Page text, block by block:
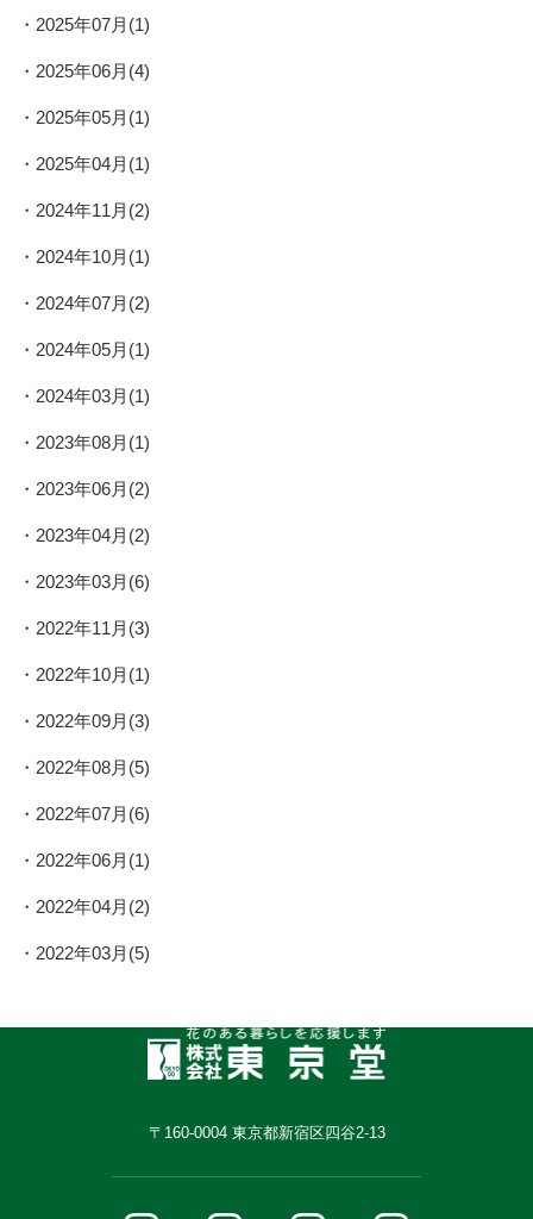
2025年07月(1)
2025年06月(4)
2025年05月(1)
2025年04月(1)
2024年11月(2)
2024年10月(1)
2024年07月(2)
2024年05月(1)
2024年03月(1)
2023年08月(1)
2023年06月(2)
2023年04月(2)
2023年03月(6)
2022年11月(3)
2022年10月(1)
2022年09月(3)
2022年08月(5)
2022年07月(6)
2022年06月(1)
2022年04月(2)
2022年03月(5)
〒160-0004 東京都新宿区四谷2-13